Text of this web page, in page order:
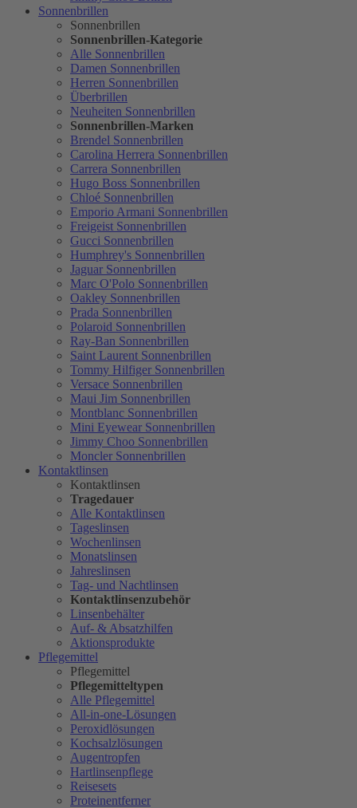
Sonnenbrillen
Sonnenbrillen
Sonnenbrillen-Kategorie
Alle Sonnenbrillen
Damen Sonnenbrillen
Herren Sonnenbrillen
Überbrillen
Neuheiten Sonnenbrillen
Sonnenbrillen-Marken
Brendel Sonnenbrillen
Carolina Herrera Sonnenbrillen
Carrera Sonnenbrillen
Hugo Boss Sonnenbrillen
Chloé Sonnenbrillen
Emporio Armani Sonnenbrillen
Freigeist Sonnenbrillen
Gucci Sonnenbrillen
Humphrey's Sonnenbrillen
Jaguar Sonnenbrillen
Marc O'Polo Sonnenbrillen
Oakley Sonnenbrillen
Prada Sonnenbrillen
Polaroid Sonnenbrillen
Ray-Ban Sonnenbrillen
Saint Laurent Sonnenbrillen
Tommy Hilfiger Sonnenbrillen
Versace Sonnenbrillen
Maui Jim Sonnenbrillen
Montblanc Sonnenbrillen
Mini Eyewear Sonnenbrillen
Jimmy Choo Sonnenbrillen
Moncler Sonnenbrillen
Kontaktlinsen
Kontaktlinsen
Tragedauer
Alle Kontaktlinsen
Tageslinsen
Wochenlinsen
Monatslinsen
Jahreslinsen
Tag- und Nachtlinsen
Kontaktlinsenzubehör
Linsenbehälter
Auf- & Absatzhilfen
Aktionsprodukte
Pflegemittel
Pflegemittel
Pflegemitteltypen
Alle Pflegemittel
All-in-one-Lösungen
Peroxidlösungen
Kochsalzlösungen
Augentropfen
Hartlinsenpflege
Reisesets
Proteinentferner